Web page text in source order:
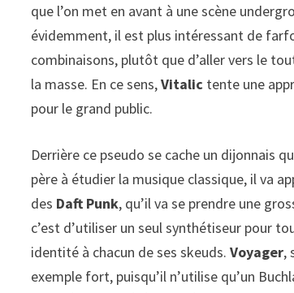
que l’on met en avant à une scène
évidemment, il est plus intéressant de
combinaisons, plutôt que d’aller vers le
la masse. En ce sens,Vitalic tente une
pour le grand public.
Derrière ce pseudo se cache un dijonnais
père à étudier la musique classique, il va
des Daft Punk, qu’il va se prendre une
c’est d’utiliser un seul synthétiseur pour
identité à chacun de ses skeuds.Voyager,
exemple fort, puisqu’il n’utilise qu’un